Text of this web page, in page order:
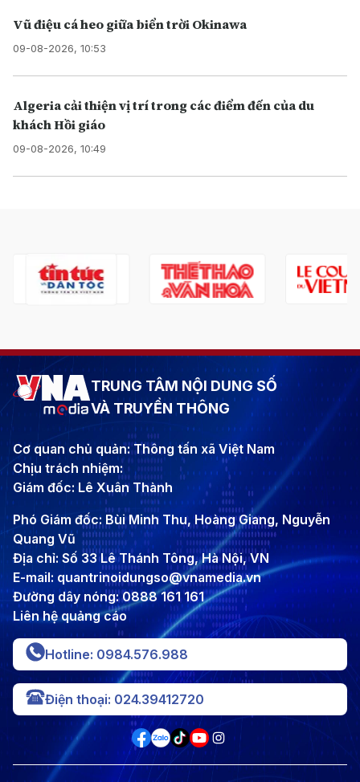
Vũ điệu cá heo giữa biển trời Okinawa
09-08-2026, 10:53
Algeria cải thiện vị trí trong các điểm đến của du
khách Hồi giáo
09-08-2026, 10:49
TRUNG TÂM NỘI DUNG SỐ
VÀ TRUYỀN THÔNG
Cơ quan chủ quản: Thông tấn xã Việt Nam
Chịu trách nhiệm:
Giám đốc: Lê Xuân Thành
Phó Giám đốc: Bùi Minh Thu, Hoàng Giang, Nguyễn
Quang Vũ
Địa chỉ: Số 33 Lê Thánh Tông, Hà Nội, VN
E-mail: quantrinoidungso@vnamedia.vn
Đường dây nóng: 0888 161 161
Liên hệ quảng cáo
Hotline: 0984.576.988
Điện thoại: 024.39412720